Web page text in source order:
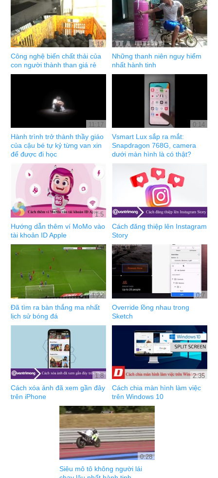
1:19
Công nghệ biến chất thải của
con người thành than giá rẻ
Những thanh niên nguy hiểm
nhất hành tinh
11:17
Hành trình trở thành thầy giáo
của cậu bé tự kỷ từng van xin
để được đi học
0:14
Vsmart Lux sắp ra mắt:
Snapdragon 768G, camera
dưới màn hình là có thật?
1:5
Hướng dẫn thêm ví MoMo vào
tài khoản ID Apple
Cách đăng thiệp lên Instagram
Story
1:22
Đã tìm ra bàn thắng ma nhất
lịch sử bóng đá
0:7
Override lồng nhau trong
Sketch
1:8
Cách xóa ảnh đã xem gần đây
trên iPhone
2:35
Cách chia màn hình làm việc
trên Windows 10
0:28
Siêu mô tô không người lái